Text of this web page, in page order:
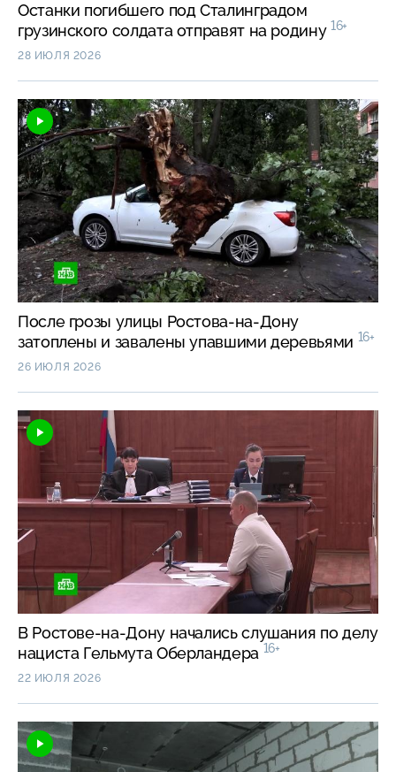
Останки погибшего под Сталинградом
грузинского солдата отправят на родину 16+
28 ИЮЛЯ 2026
После грозы улицы Ростова-на-Дону
затоплены и завалены упавшими деревьями 16+
26 ИЮЛЯ 2026
В Ростове-на-Дону начались слушания по делу
нациста Гельмута Оберландера 16+
22 ИЮЛЯ 2026